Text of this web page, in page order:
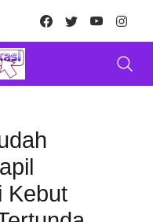
Facebook
TwitterYoutube
Kebut